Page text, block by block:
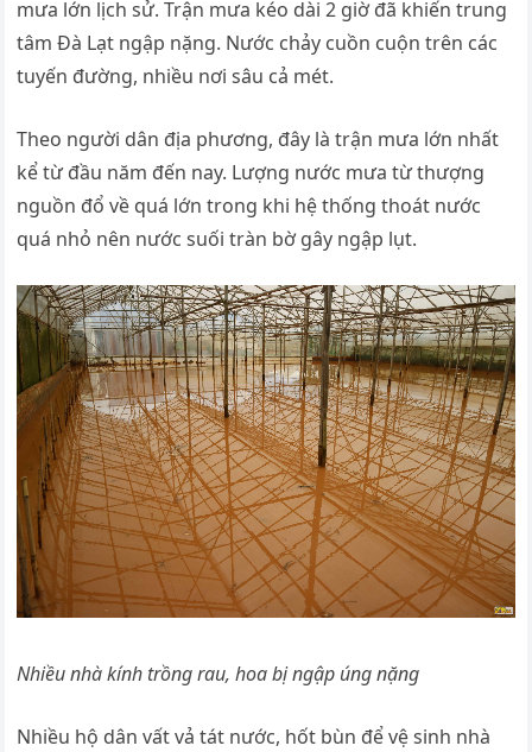
mưa lớn lịch sử. Trận mưa kéo dài 2 giờ đã khiến trung
tâm Đà Lạt ngập nặng. Nước chảy cuồn cuộn trên các
tuyến đường, nhiều nơi sâu cả mét.
Theo người dân địa phương, đây là trận mưa lớn nhất
kể từ đầu năm đến nay. Lượng nước mưa từ thượng
nguồn đổ về quá lớn trong khi hệ thống thoát nước
quá nhỏ nên nước suối tràn bờ gây ngập lụt.
Nhiều nhà kính trồng rau, hoa bị ngập úng nặng
Nhiều hộ dân vất vả tát nước, hốt bùn để vệ sinh nhà